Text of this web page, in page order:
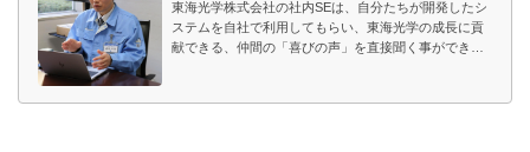
東海光学株式会社の社内SEは、自分たちが開発したシ
ステムを自社で利用してもらい、東海光学の成長に貢
献できる、仲間の「喜びの声」を直接聞く事ができ、
敗も含めて現場からすぐに返ってきます。「良くなっ